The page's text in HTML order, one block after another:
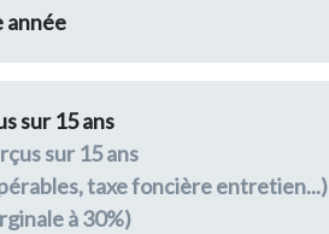
année
sur 15 ans
sur 15 ans
taxe foncière entretien...)
à 30%)